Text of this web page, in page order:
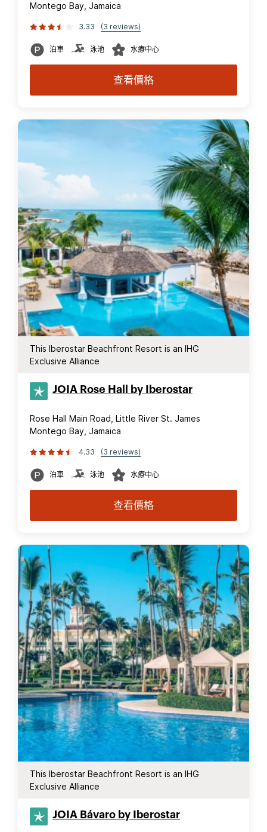
Montego Bay, Jamaica
3.33 (3 reviews)
泊車 泳池 水療中心
查看價格
This Iberostar Beachfront Resort is an IHG
Exclusive Alliance
JOIA Rose Hall by Iberostar
Rose Hall Main Road, Little River St. James
Montego Bay, Jamaica
4.33 (3 reviews)
泊車 泳池 水療中心
查看價格
This Iberostar Beachfront Resort is an IHG
Exclusive Alliance
JOIA Bávaro by Iberostar